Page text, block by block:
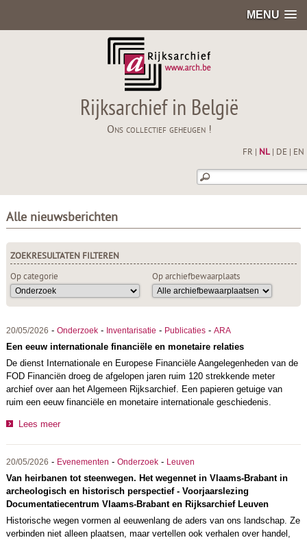
MENU
Rijksarchief in België
Ons collectief geheugen !
FR NL| DE EN
Alle nieuwsberichten
ZOEKRESULTATEN FILTEREN
Op categorie
Op archiefbewaarplaats
20/05/2026 - Onderzoek- Inventarisatie - Publicaties- ARA
Een eeuw internationale financiële en monetaire relaties
De dienst Internationale en Europese Financiële Aangelegenheden van de
FOD Financiën droeg de afgelopen jaren ruim 120 strekkende meter
archief over aan het Algemeen Rijksarchief. Een papieren getuige van
ruim een eeuw financiële en monetaire internationale geschiedenis.
Lees meer
20/05/2026 - Evenementen - Onderzoek- Leuven
Van heirbanen tot steenwegen. Het wegennet in Vlaams-Brabant in
archeologisch en historisch perspectief - Voorjaarslezing
Documentatiecentrum Vlaams-Brabant en Rijksarchief Leuven
Historische wegen vormen al eeuwenlang de aders van ons landschap. Ze
verbinden niet alleen plaatsen, maar vertellen ook verhalen over handel,